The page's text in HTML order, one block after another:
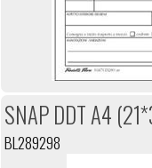
SNAP DDT A4
BL289298